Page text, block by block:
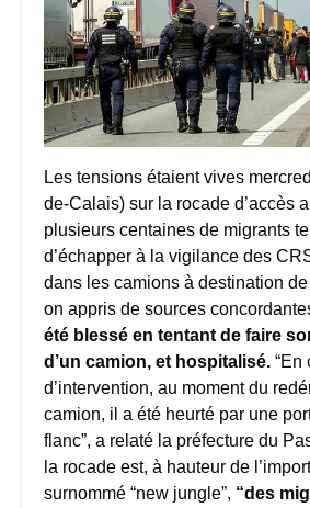
Les tensions étaient vives
de-Calais) sur la rocade d’accès
plusieurs centaines de migrants
d’échapper à la vigilance des
dans les camions à destination de
on appris de sources
été blessé en tentant de faire
d’un camion, et hospitalisé. “En
d’intervention, au moment du
camion, il a été heurté par une
flanc”, a relaté la préfecture du
la rocade est, à hauteur de
surnommé “new jungle”, “des